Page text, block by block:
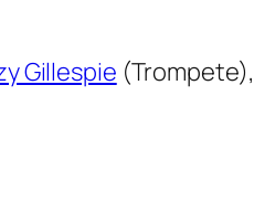
Gillespie (Trompete),